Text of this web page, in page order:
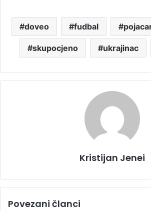
doveo fudbal
skupocjeno ukrajinac
Kristijan Jenei
Povezani članci